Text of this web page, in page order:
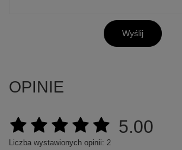
Wyślij
OPINIE
5.00
Liczba wystawionych opinii: 2